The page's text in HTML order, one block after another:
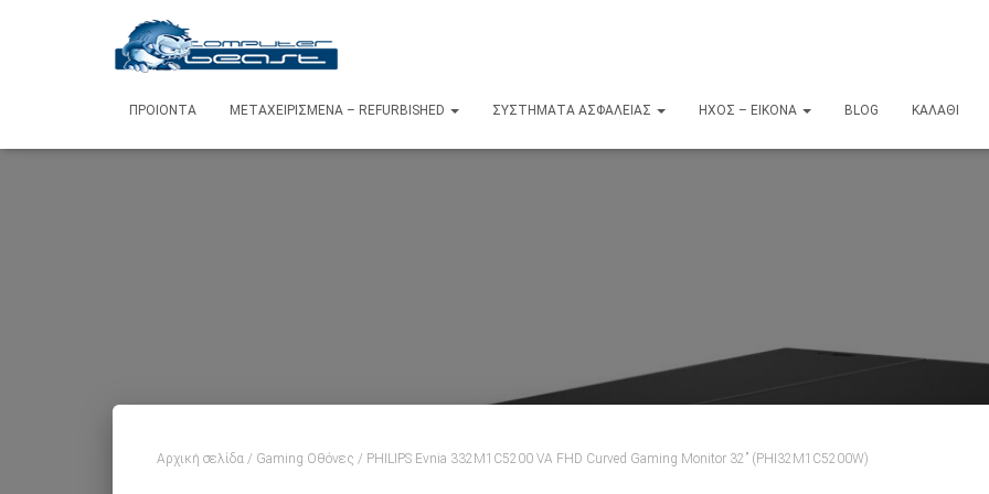
ΠΡΟΙΌΝΤΑ ΜΕΤΑΧΕΙΡΙΣΜΈΝΑ – REFURBISHED ΣΥΣΤΉΜΑΤΑ ΑΣΦΑΛΕΊΑΣ ΉΧΟΣ – ΕΙΚΌΝΑ BLOG ΚΑΛΆΘΙ
Αρχική σελίδα / Gaming Οθόνες / PHILIPS Evnia 332M1C5200 VA FHD Curved Gaming Monitor 32” (PHI32M1C5200W)